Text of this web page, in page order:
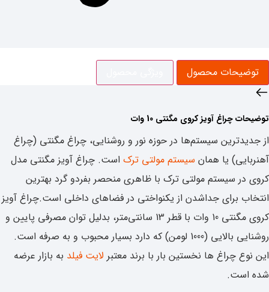
توضیحات محصول
توضیحات ‌چراغ آویز کروی مگنتی 10 وات
از جدیدترین سیستم‌ها در حوزه نور و روشنایی، چراغ مگنتی (چراغ
آهنربایی) یا همان سیستم مولتی ترک است. چراغ آویز مگنتی مدل
کروی در سیستم مولتی ترک با ظاهری منحصر بفردو گرد بهترین
انتخاب برای جداشدن از یکنواختی در فضاهای داخلی است.چراغ آویز
کروی مگنتی 10 وات با قطر 13 سانتی‌متر، بدلیل توان مصرفی پایین و
روشنایی بالایی (1000 لومن) که دارد بسیار محبوب و به صرفه است.
این نوع چراغ ها نخستین بار با برند معتبر لایت فیلد به بازار عرضه
شده است.